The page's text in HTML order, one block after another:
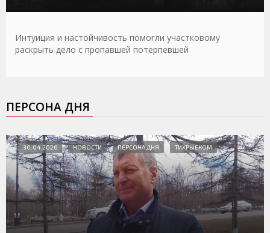
Интуиция и настойчивость помогли участковому
раскрыть дело с пропавшей потерпевшей
ПЕРСОНА ДНЯ
30.04.2026 НОВОСТИ ПЕРСОНА ДНЯ ТИХРЫБКОМ